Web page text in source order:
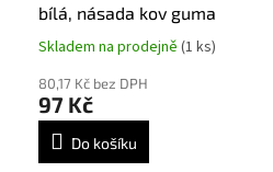
bílá, násada kov guma
Průměrné
produktu
je
5,0
Skladem na prodejně (1 ks)
80,17 Kč bez DPH
97 Kč
Do košíku